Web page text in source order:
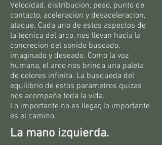
Velocidad, distribucion, peso, punto de
contacto, aceleracion y desaceleracion,
ataque. Cada uno de estos aspectos de
la tecnica del arco, nos llevan hacia la
concrecion del sonido buscado,
imaginado y deseado. Como la voz
humana, el arco nos brinda una paleta
de colores infinita. La busqueda del
equilibrio de estos parametros quizas
nos acompañe toda la vida.
Lo importante no es llegar, lo importante
es el camino.
La mano izquierda.